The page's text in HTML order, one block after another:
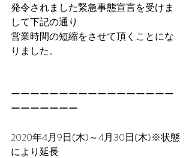
発令されました緊急事態宣言を受けま
して下記の通り
営業時間の短縮をさせて頂くことにな
りました。
ーーーーーーーーーーーーーーーーー
ーーーーーーー
2020年4月9日(木)～4月30日(木)※状態
により延長